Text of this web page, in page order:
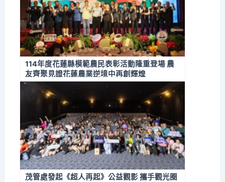
114年度花蓮縣模範農民表彰活動隆重登場 農
友齊聚見證花蓮農業逆境中再創輝煌
茂管處發起《超人再起》公益觀影 攜手觀光圈